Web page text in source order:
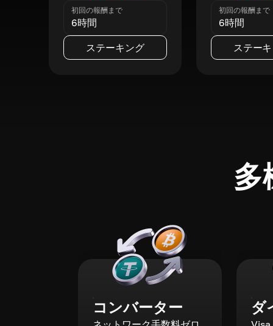
初回の報酬まで
6時間
ステーキング
初回の報酬まで
6時間
ステー
多
コンバーター ダ